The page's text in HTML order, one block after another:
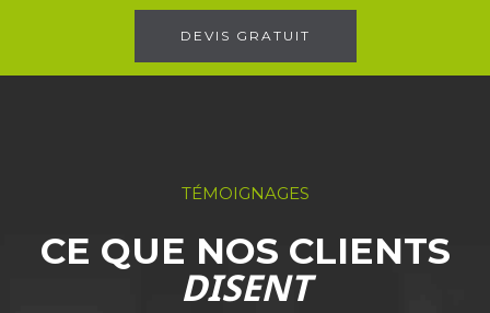
DEVIS GRATUIT
TÉMOIGNAGES
CE QUE NOS CLIENTS
DISENT